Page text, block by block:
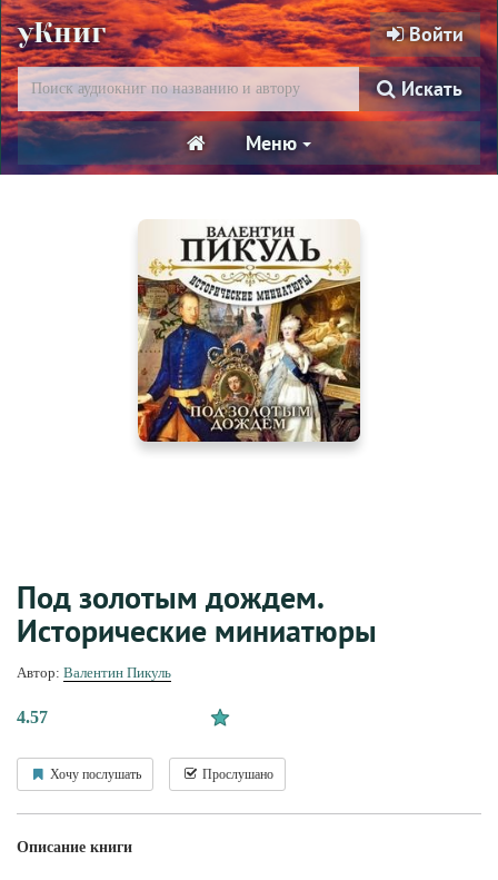
уКниг Войти
Искать
Меню
Под золотым дождем.
Исторические миниатюры
Автор: Валентин Пикуль
4.57
Хочу послушать Прослушано
Описание книги